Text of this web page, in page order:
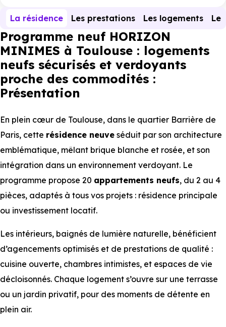
La résidence Les prestations Les logements Le
Programme neuf HORIZON
MINIMES à Toulouse : logements
neufs sécurisés et verdoyants
proche des commodités :
Présentation
En plein cœur de Toulouse, dans le quartier Barrière de
Paris, cette résidence neuve séduit par son architecture
emblématique, mêlant brique blanche et rosée, et son
intégration dans un environnement verdoyant. Le
programme propose 20 appartements neufs, du 2 au 4
pièces, adaptés à tous vos projets : résidence principale
ou investissement locatif.
Les intérieurs, baignés de lumière naturelle, bénéficient
d’agencements optimisés et de prestations de qualité :
cuisine ouverte, chambres intimistes, et espaces de vie
décloisonnés. Chaque logement s’ouvre sur une terrasse
ou un jardin privatif, pour des moments de détente en
plein air.